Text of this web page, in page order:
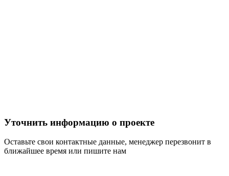
Уточнить информацию о проекте
Оставьте свои контактные данные, менеджер перезвонит в
ближайшее время или пишите нам